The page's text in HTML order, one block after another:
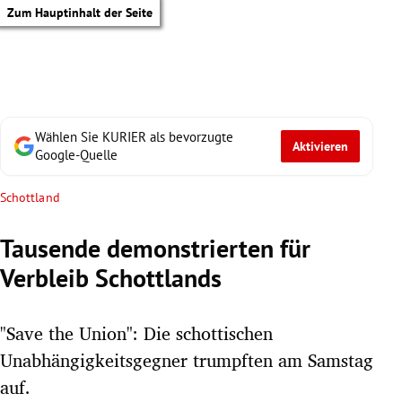
Zum Hauptinhalt der Seite
Untermenü
Wählen Sie KURIER als bevorzugte
Google-Quelle
Aktivieren
Schottland
Tausende demonstrierten für
Verbleib Schottlands
"Save the Union": Die schottischen
Unabhängigkeitsgegner trumpften am Samstag
auf.